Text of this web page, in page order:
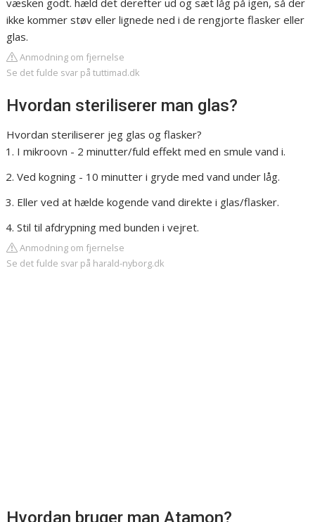
væsken godt. hæld det derefter ud og sæt låg på igen, så der
ikke kommer støv eller lignede ned i de rengjorte flasker eller
glas.
Anmodning om fjernelse
Se det fulde svar på tuttimad.dk
Hvordan steriliserer man glas?
Hvordan steriliserer jeg glas og flasker?
I mikroovn - 2 minutter/fuld effekt med en smule vand i.
Ved kogning - 10 minutter i gryde med vand under låg.
Eller ved at hælde kogende vand direkte i glas/flasker.
Stil til afdrypning med bunden i vejret.
Anmodning om fjernelse
Se det fulde svar på harald-nyborg.dk
Hvordan bruger man Atamon?